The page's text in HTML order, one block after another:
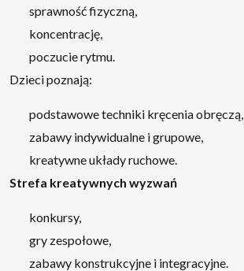
sprawność fizyczną,
koncentrację,
poczucie rytmu.
Dzieci poznają:
podstawowe techniki kręcenia obręczą,
zabawy indywidualne i grupowe,
kreatywne układy ruchowe.
Strefa kreatywnych wyzwań
konkursy,
gry zespołowe,
zabawy konstrukcyjne i integracyjne.